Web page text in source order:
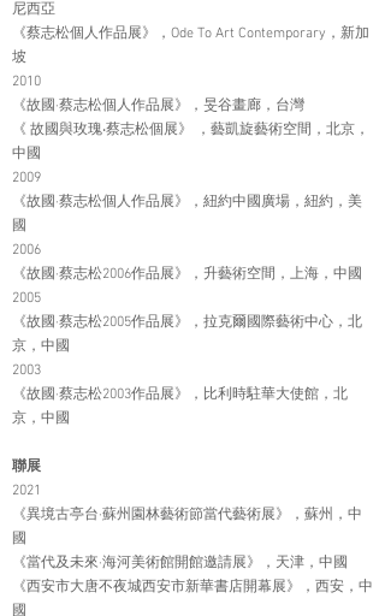
尼西亞
《蔡志松個人作品展》，Ode To Art Contemporary，新加
坡
2010
《故國·蔡志松個人作品展》，旻谷畫廊，台灣
《 故國與玫瑰‧蔡志松個展》 ，藝凱旋藝術空間，北京，
中國
2009
《故國·蔡志松個人作品展》，紐約中國廣場，紐約，美
國
2006
《故國·蔡志松2006作品展》，升藝術空間，上海，中國
2005
《故國·蔡志松2005作品展》，拉克爾國際藝術中心，北
京，中國
2003
《故國·蔡志松2003作品展》，比利時駐華大使館，北
京，中國
聯展
2021
《異境古亭台·蘇州園林藝術節當代藝術展》，蘇州，中
國
《當代及未來·海河美術館開館邀請展》，天津，中國
《西安市大唐不夜城西安市新華書店開幕展》，西安，中
國